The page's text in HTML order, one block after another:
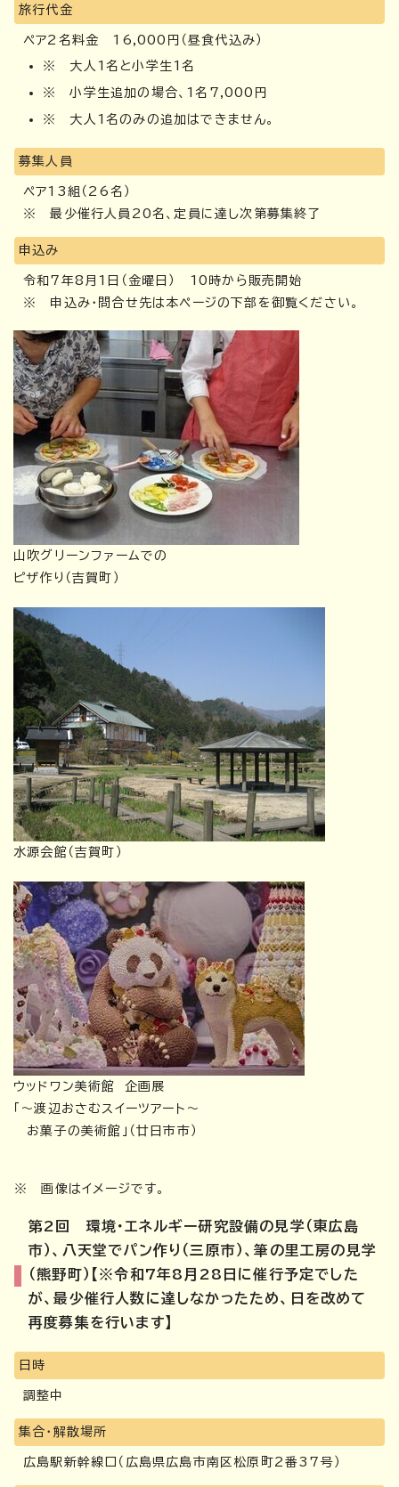
旅行代金
ペア2名料金 16,000円（昼食代込み）
※ 大人1名と小学生1名
※ 小学生追加の場合、1名7,000円
※ 大人1名のみの追加はできません。
募集人員
ペア13組（26名）
※ 最少催行人員20名、定員に達し次第募集終了
申込み
令和7年8月1日（金曜日） 10時から販売開始
※ 申込み・問合せ先は本ページの下部を御覧ください。
山吹グリーンファームでの
ピザ作り（吉賀町）
水源会館（吉賀町）
ウッドワン美術館 企画展
「～渡辺おさむスイーツアート～
お菓子の美術館」（廿日市市）
※ 画像はイメージです。
第2回 環境・エネルギー研究設備の見学（東広島
市）、八天堂でパン作り（三原市）、筆の里工房の見学
（熊野町）【※令和7年8月28日に催行予定でした
が、最少催行人数に達しなかったため、日を改めて
再度募集を行います】
日時
調整中
集合・解散場所
広島駅新幹線口（広島県広島市南区松原町2番37号）